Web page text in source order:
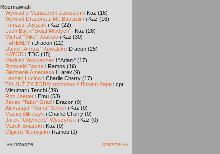
Rozmawiali
Wywiad z Mariuszem Jaroszem i Kaz (16)
Wywiad Dracona z Mr. Bacardim i Kaz (16)
Tomasz Dajczak i Kaz (22)
Lech Bąk i "Świat Młodych" i Kaz (26)
Michał "Mike" Jaskuła i Kaz (30)
F#READY i Dracon (22)
Daniel „Arctus” Kowalski i Dracon (25)
KATOD i TDC (15)
Mariusz Wojcieszek i "Adam" (17)
Romuald Bacza i Ramos (16)
Śledzenie Amentesa i Larek (9)
Leszek Łuciów i Charlie Cherry (17)
TO JUŻ ZA TOBĄ: rozmowa z Bobem Pape i cpt.
Misumaru Tenchi (39)
Rob Jaeger i Emu (53)
Jacek "Tabu" Grad i Dracon (0)
Alexander "Koma" Schön i Kaz (0)
Maciej Ślifirczyk i Charlie Cherry (0)
Jarek "Odyniec1" Wyszyński i Kaz (0)
Marek Bojarski i Kaz (0)
Olgierd Niemyjski i Ramos (0)
«« nowsze starsze »»